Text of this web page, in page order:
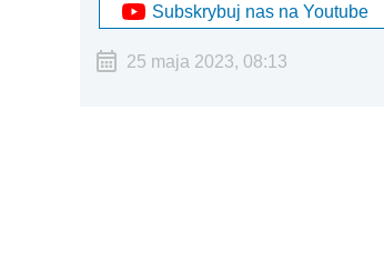
Subskrybuj nas na Youtube
25 maja 2023, 08:13